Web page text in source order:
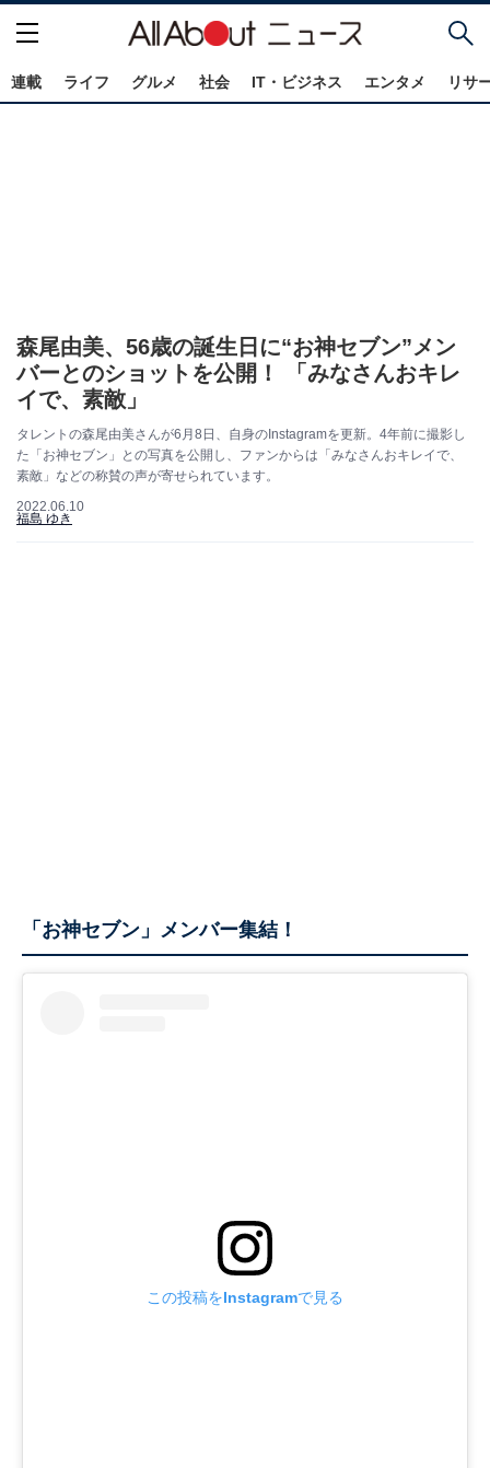
連載 ライフ グルメ 社会 IT・ビジネス エンタメ リサ
森尾由美、56歳の誕生日に“お神セブン”メン
バーとのショットを公開！ 「みなさんおキレ
イで、素敵」
タレントの森尾由美さんが6月8日、自身のInstagramを更新。4年前に撮影し
た「お神セブン」との写真を公開し、ファンからは「みなさんおキレイで、
素敵」などの称賛の声が寄せられています。
2022.06.10
福島 ゆき
「お神セブン」メンバー集結！
この投稿をInstagramで見る